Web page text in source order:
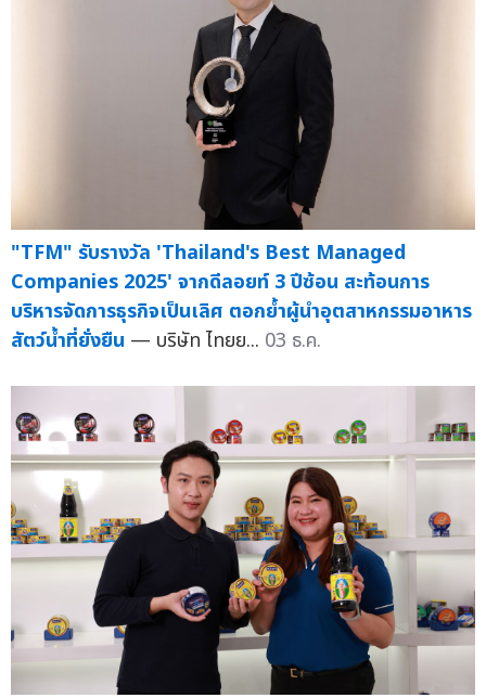
"TFM" รับรางวัล 'Thailand's Best Managed
Companies 2025' จากดีลอยท์ 3 ปีซ้อน สะท้อนการ
บริหารจัดการธุรกิจเป็นเลิศ ตอกย้ำผู้นำอุตสาหกรรมอาหาร
สัตว์น้ำที่ยั่งยืน — บริษัท ไทยย... 03 ธ.ค.